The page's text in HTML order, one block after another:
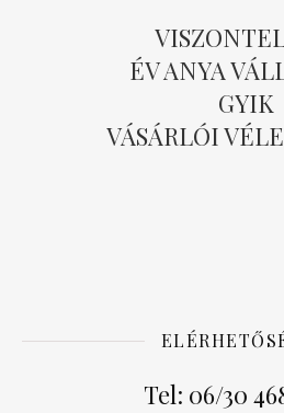
ÉV ANYA
GYIK
VÁSÁRLÓI
Tel: 06/30